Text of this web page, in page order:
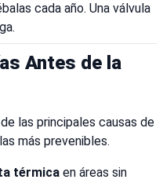
cada año. Una válvula
Antes de la
las principales causas de
más prevenibles.
térmica en áreas sin